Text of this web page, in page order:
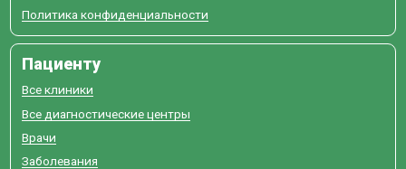
Политика конфиденциальности
Пациенту
Все клиники
Все диагностические центры
Врачи
Заболевания